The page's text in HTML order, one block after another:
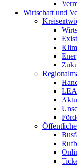
Wirtschaft und